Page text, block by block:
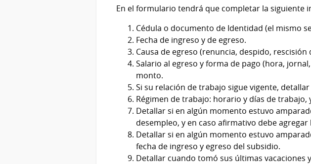
En el formulario tendrá que completar la
Cédula o documento de Identidad (el mismo
Fecha de ingreso y de egreso.
Causa de egreso (renuncia, despido,
Salario al egreso y forma de pago (hora,
monto.
Si su relación de trabajo sigue vigente,
Régimen de trabajo: horario y días de trabajo,
Detallar si en algún momento estuvo
desempleo, y en caso afirmativo debe
Detallar si en algún momento estuvo
fecha de ingreso y egreso del subsidio.
Detallar cuando tomó sus últimas vacaciones